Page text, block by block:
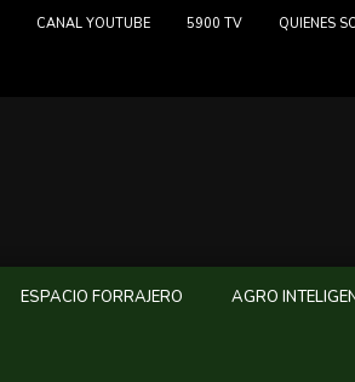
CANAL YOUTUBE 5900 TV QUIENES
ESPACIO FORRAJERO AGRO